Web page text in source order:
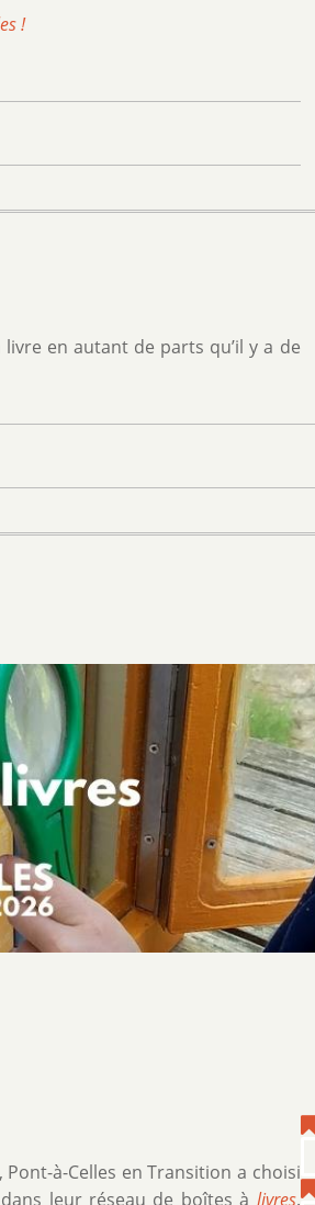
!
en autant de parts qu’il y a de
Pont-à-Celles en Transition a choisi
leur réseau de boîtes à livres.